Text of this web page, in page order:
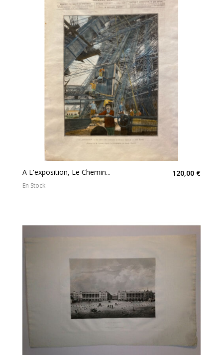
A L'exposition, Le Chemin... 120,00 €
En Stock